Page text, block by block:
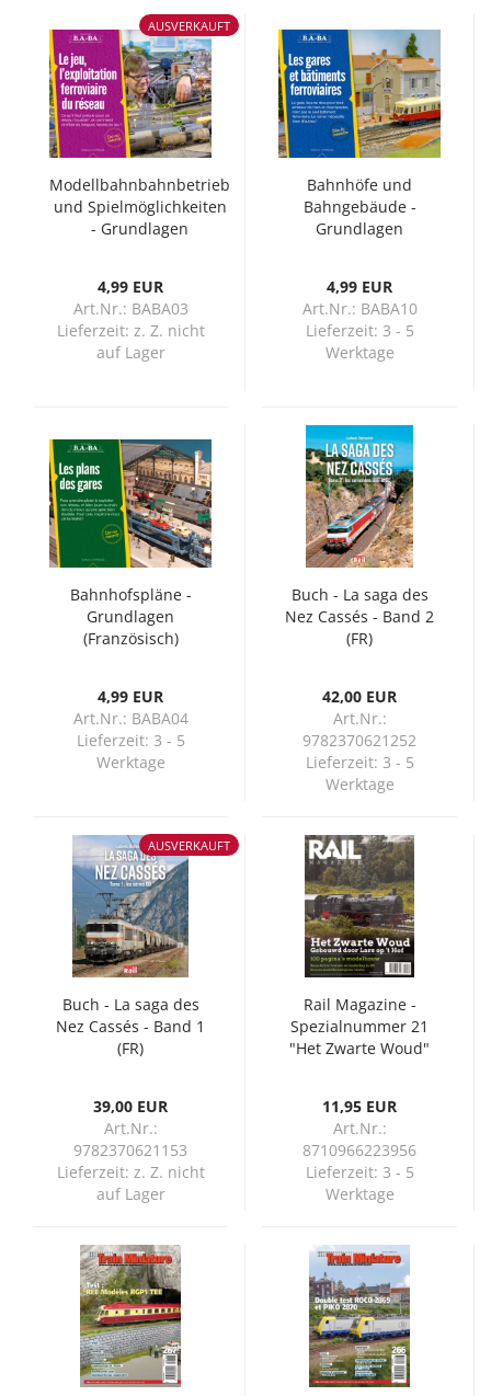
AUSVERKAUFT
Modellbahnbahnbetrieb
und Spielmöglichkeiten
- Grundlagen
4,99 EUR
Art.Nr.: BABA03
Lieferzeit: z. Z. nicht
auf Lager
Bahnhöfe und
Bahngebäude -
Grundlagen
4,99 EUR
Art.Nr.: BABA10
Lieferzeit: 3 - 5
Werktage
Bahnhofspläne -
Grundlagen
(Französisch)
4,99 EUR
Art.Nr.: BABA04
Lieferzeit: 3 - 5
Werktage
Buch - La saga des
Nez Cassés - Band 2
(FR)
42,00 EUR
Art.Nr.:
9782370621252
Lieferzeit: 3 - 5
Werktage
AUSVERKAUFT
Buch - La saga des
Nez Cassés - Band 1
(FR)
39,00 EUR
Art.Nr.:
9782370621153
Lieferzeit: z. Z. nicht
auf Lager
Rail Magazine -
Spezialnummer 21
"Het Zwarte Woud"
11,95 EUR
Art.Nr.:
8710966223956
Lieferzeit: 3 - 5
Werktage